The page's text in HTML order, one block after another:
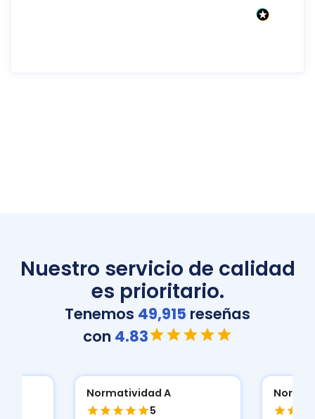
Nuestro servicio de calidad
es prioritario.
Tenemos 49,915 reseñas
con 4.83
Normatividad A
5